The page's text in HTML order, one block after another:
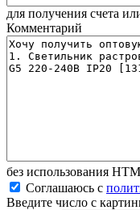
для получения счета
Комментарий
без иcпользования
Соглашаюсь с
Введите число с